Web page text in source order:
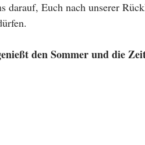
darauf, Euch nach unserer
den Sommer und die